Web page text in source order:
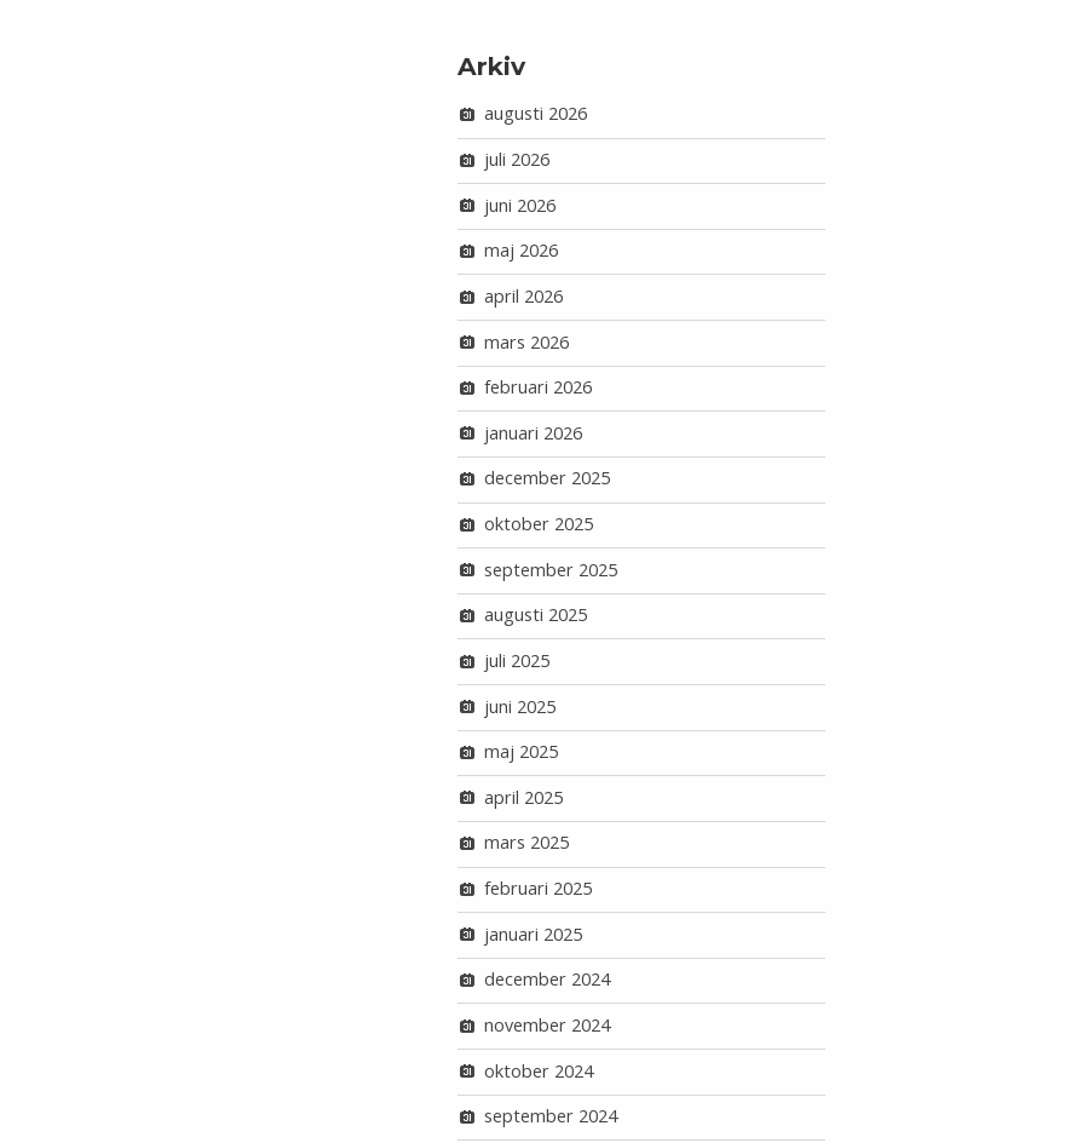
Arkiv
augusti 2026
juli 2026
juni 2026
maj 2026
april 2026
mars 2026
februari 2026
januari 2026
december 2025
oktober 2025
september 2025
augusti 2025
juli 2025
juni 2025
maj 2025
april 2025
mars 2025
februari 2025
januari 2025
december 2024
november 2024
oktober 2024
september 2024